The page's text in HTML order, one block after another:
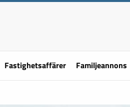
Fastighetsaffärer Familjeannons